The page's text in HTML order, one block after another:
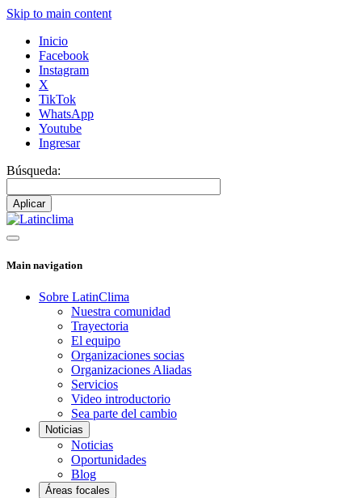
Skip to main content
Inicio
Facebook
Instagram
X
TikTok
WhatsApp
Youtube
Ingresar
Búsqueda:
Main navigation
Sobre LatinClima
Nuestra comunidad
Trayectoria
El equipo
Organizaciones socias
Organizaciones Aliadas
Servicios
Video introductorio
Sea parte del cambio
Noticias
Noticias
Oportunidades
Blog
Áreas focales